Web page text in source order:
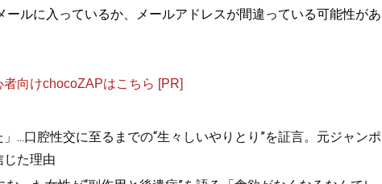
！ お金がなくても人生100倍楽しめる！』
ルに入っているか、メールアドレスが間違っている可能性があ
向けchocoZAPはこちら [PR]
...口腔性交に至るまでの“生々しいやりとり”を証言。元ジャンポ
た理由